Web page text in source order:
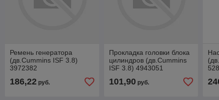
Ремень генератора
(дв.Cummins ISF 3.8)
3972382
186,22 руб.
Прокладка головки блока
цилиндров (дв.Cummins
ISF 3.8) 4943051
101,90руб.